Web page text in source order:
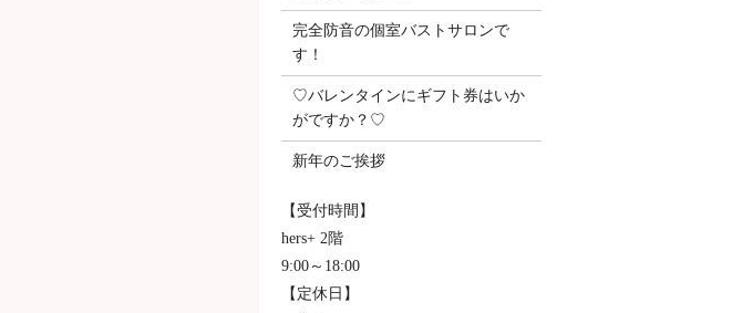
完全防音の個室バストサロンで
す！
♡バレンタインにギフト券はいか
がですか？♡
新年のご挨拶
【受付時間】
hers+ 2階
9:00～18:00
【定休日】